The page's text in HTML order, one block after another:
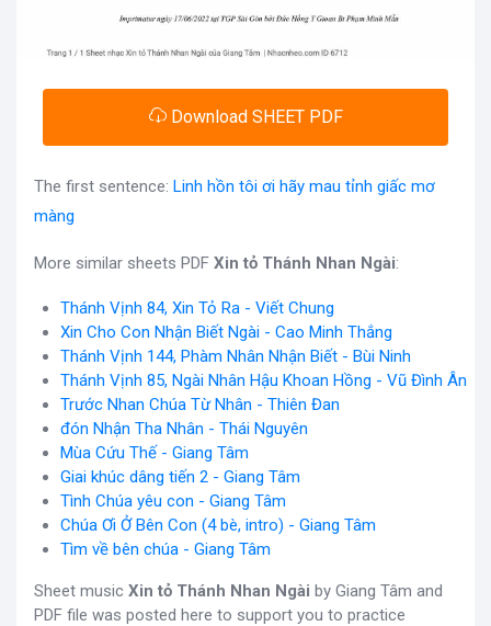
Download SHEET PDF
The first sentence: Linh hồn tôi ơi hãy mau tỉnh giấc mơ
màng
More similar sheets PDF Xin tỏ Thánh Nhan Ngài:
Thánh Vịnh 84, Xin Tỏ Ra - Viết Chung
Xin Cho Con Nhận Biết Ngài - Cao Minh Thắng
Thánh Vịnh 144, Phàm Nhân Nhận Biết - Bùi Ninh
Thánh Vịnh 85, Ngài Nhân Hậu Khoan Hồng - Vũ Đình Ân
Trước Nhan Chúa Từ Nhân - Thiên Đan
đón Nhận Tha Nhân - Thái Nguyên
Mùa Cứu Thế - Giang Tâm
Giai khúc dâng tiến 2 - Giang Tâm
Tình Chúa yêu con - Giang Tâm
Chúa Ơi Ở Bên Con (4 bè, intro) - Giang Tâm
Tìm về bên chúa - Giang Tâm
Sheet music Xin tỏ Thánh Nhan Ngài by Giang Tâm and
PDF file was posted here to support you to practice